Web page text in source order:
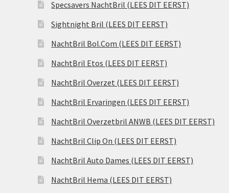
Specsavers NachtBril (LEES DIT EERST)
Sightnight Bril (LEES DIT EERST)
NachtBril Bol.Com (LEES DIT EERST)
NachtBril Etos (LEES DIT EERST)
NachtBril Overzet (LEES DIT EERST)
NachtBril Ervaringen (LEES DIT EERST)
NachtBril Overzetbril ANWB (LEES DIT EERST)
NachtBril Clip On (LEES DIT EERST)
NachtBril Auto Dames (LEES DIT EERST)
NachtBril Hema (LEES DIT EERST)